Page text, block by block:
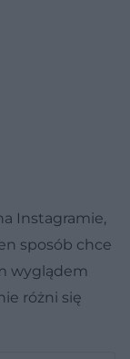
Instagramie,
sposób chce
wyglądem
różni się